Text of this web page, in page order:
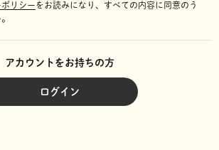
リシーをお読みになり、 すべての内容に同意のう
アカウントをお持ちの方
ログイン